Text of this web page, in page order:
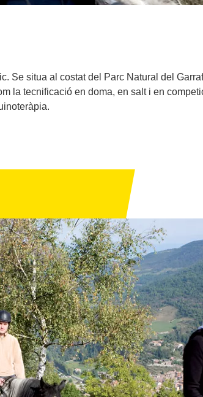
Se situa al costat del Parc Natural del
la tecnificació en doma, en salt i en